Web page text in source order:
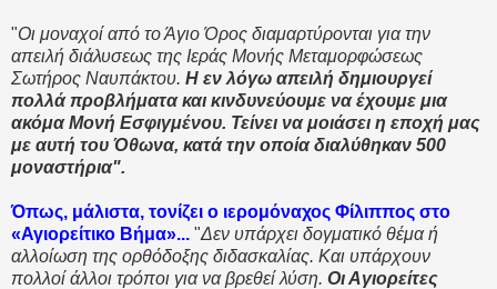
"Οι μοναχοί από το Άγιο Όρος διαμαρτύρονται για την
απειλή διάλυσεως της Ιεράς Μονής Μεταμορφώσεως
Σωτήρος Ναυπάκτου. Η εν λόγω απειλή δημιουργεί
πολλά προβλήματα και κινδυνεύουμε να έχουμε μια
ακόμα Μονή Εσφιγμένου. Τείνει να μοιάσει η εποχή μας
με αυτή του Όθωνα, κατά την οποία διαλύθηκαν 500
μοναστήρια".
Όπως, μάλιστα, τονίζει ο ιερομόναχος Φίλιππος στο
«Αγιορείτικο Βήμα»... "Δεν υπάρχει δογματικό θέμα ή
αλλοίωση της ορθόδοξης διδασκαλίας. Και υπάρχουν
πολλοί άλλοι τρόποι για να βρεθεί λύση. Οι Αγιορείτες